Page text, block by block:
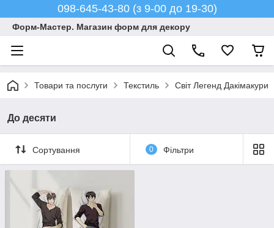
098-645-43-80 (з 9-00 до 19-30)
Форм-Мастер. Магазин форм для декору
Товари та послуги Текстиль Світ Легенд Дакімакури
До десяти
Сортування 0 Фільтри